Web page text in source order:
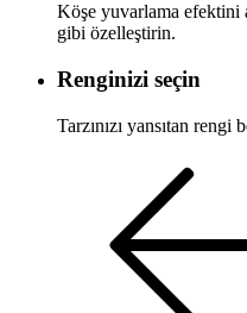
Köşe yuvarlama efektini
gibi özelleştirin.
Renginizi seçin
Tarzınızı yansıtan